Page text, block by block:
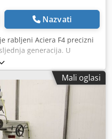
Nazvati
rabljeni Aciera F4 precizni
generacija. U
Y175 Z450mm Cjdpjy H
40 Brzina vretena: 50–3400
Univerzalni stol za glodanje
min, beskonačno podesivo
min Izuzetno robustan i
nekoliko SK40
čaura. Originalni
cca 950kg
Mali oglasi